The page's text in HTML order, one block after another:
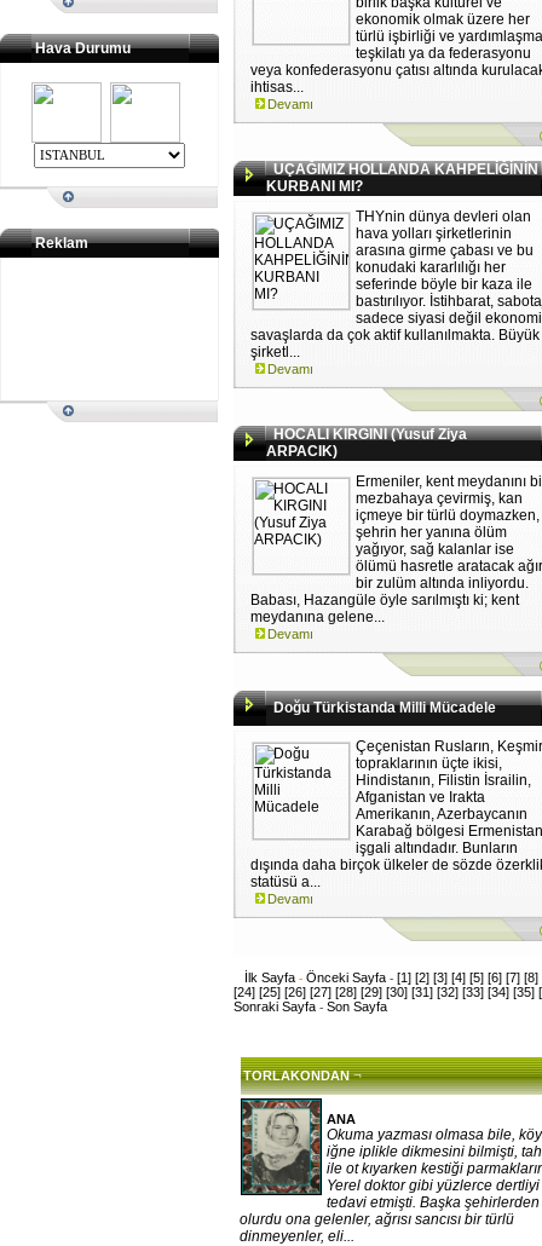
Hava Durumu
Reklam
ekonomik olmak üzere her
türlü işbirliği ve
teşkilatı ya da federasyonu
veya konfederasyonu çatısı altında
ihtisas...
Devamı
UÇAĞIMIZ HOLLANDA KAHPELİĞİNİN
KURBANI MI?
THYnin dünya devleri olan
hava yolları şirketlerinin
arasına girme çabası ve bu
konudaki kararlılığı her
seferinde böyle bir kaza ile
bastırılıyor. İstihbarat,
sadece siyasi değil
savaşlarda da çok aktif kullanılmakta. Büyük
şirketl...
Devamı
HOCALI KIRGINI (Yusuf Ziya
ARPACIK)
Ermeniler, kent meydanını
mezbahaya çevirmiş, kan
içmeye bir türlü doymazken,
şehrin her yanına ölüm
yağıyor, sağ kalanlar ise
ölümü hasretle aratacak
bir zulüm altında inliyordu.
Babası, Hazangüle öyle sarılmıştı ki; kent
meydanına gelene...
Devamı
Doğu Türkistanda Milli Mücadele
Çeçenistan Rusların,
topraklarının üçte ikisi,
Hindistanın, Filistin İsrailin,
Afganistan ve Irakta
Amerikanın, Azerbaycanın
Karabağ bölgesi
işgali altındadır. Bunların
dışında daha birçok ülkeler de sözde
statüsü a...
Devamı
İlk Sayfa - Önceki Sayfa - [1] [2] [3] [4] [5] [6] [7] [8]
[24] [25] [26] [27] [28] [29] [30] [31] [32] [33] [34] [35]
Sonraki Sayfa - Son Sayfa
TORLAKONDAN ¬
ANA
Okuma yazması olmasa bile,
iğne iplikle dikmesini bilmişti,
ile ot kıyarken kestiği
Yerel doktor gibi yüzlerce
tedavi etmişti. Başka
olurdu ona gelenler, ağrısı sancısı bir türlü
dinmeyenler, eli...